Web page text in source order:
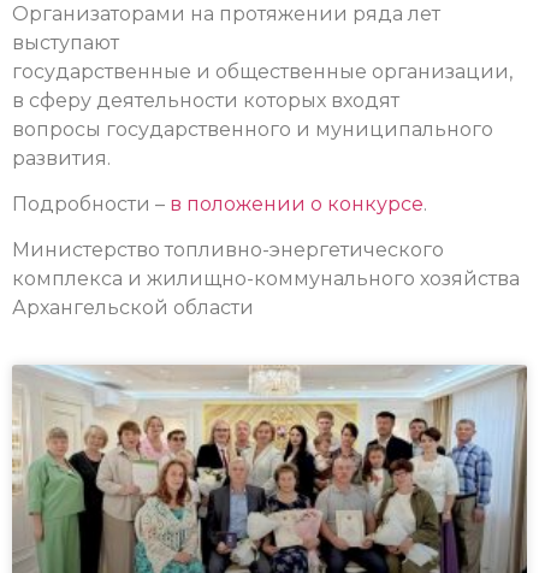
Организаторами на протяжении ряда лет
выступают
государственные и общественные организации,
в сферу деятельности которых входят
вопросы государственного и муниципального
развития.
Подробности – в положении о конкурсе.
Министерство топливно-энергетического
комплекса и жилищно-коммунального хозяйства
Архангельской области